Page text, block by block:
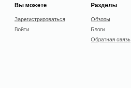
Вы можете
Зарегистрироваться
Войти
Разделы
Обзоры
Блоги
Обратная связь